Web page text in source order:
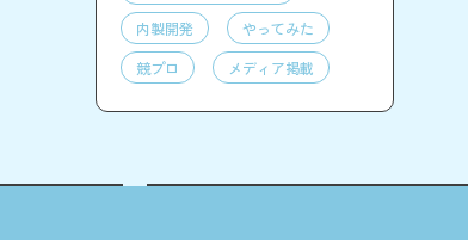
内製開発
やってみた
競プロ
メディア掲載